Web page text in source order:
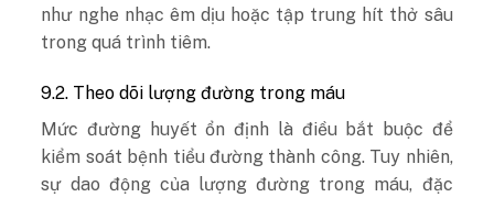
như nghe nhạc êm dịu hoặc tập trung hít thở sâu
trong quá trình tiêm.
9.2. Theo dõi lượng đường trong máu
Mức đường huyết ổn định là điều bắt buộc để
kiểm soát bệnh tiểu đường thành công. Tuy nhiên,
sự dao động của lượng đường trong máu, đặc